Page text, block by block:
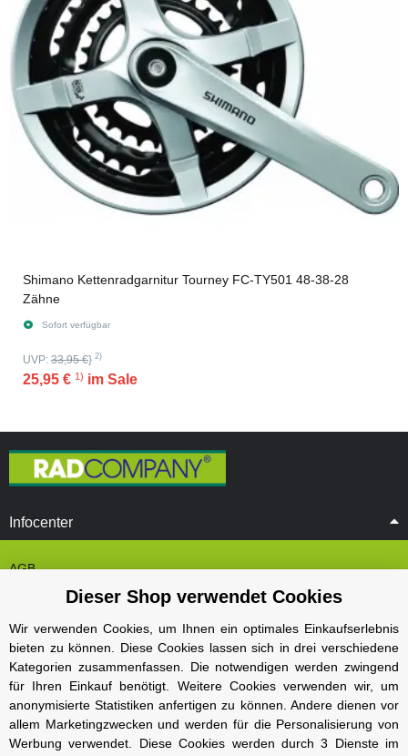
Shimano Kettenradgarnitur Tourney FC-TY501 48-38-28
Zähne
Sofort verfügbar
UVP: 33,95 €} 2)
25,95 € 1) im Sale
Infocenter
AGB
Cookie Einstelungen
Datenschutz
Impressum
Kontakt und Öffnungszeiten
Versand und Zahlungsarten
Widerrufsbelehrung
Dieser Shop verwendet Cookies
Wir verwenden Cookies, um Ihnen ein optimales Einkaufserlebnis
bieten zu können. Diese Cookies lassen sich in drei verschiedene
Kategorien zusammenfassen. Die notwendigen werden zwingend
für Ihren Einkauf benötigt. Weitere Cookies verwenden wir, um
anonymisierte Statistiken anfertigen zu können. Andere dienen vor
allem Marketingzwecken und werden für die Personalisierung von
Werbung verwendet. Diese Cookies werden durch 3 Dienste im